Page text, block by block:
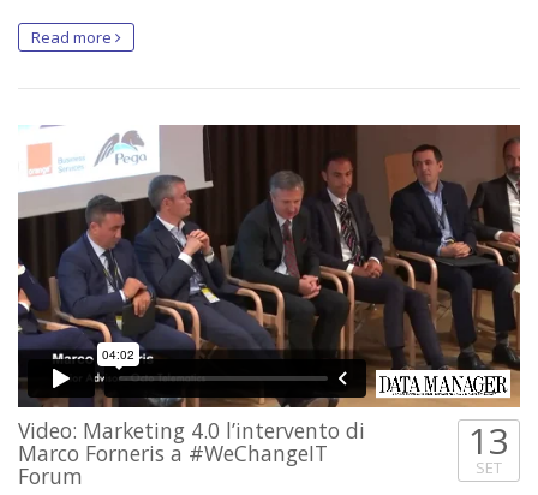
Read more
Video: Marketing 4.0 l’intervento di
Marco Forneris a #WeChangeIT
Forum
13
SET